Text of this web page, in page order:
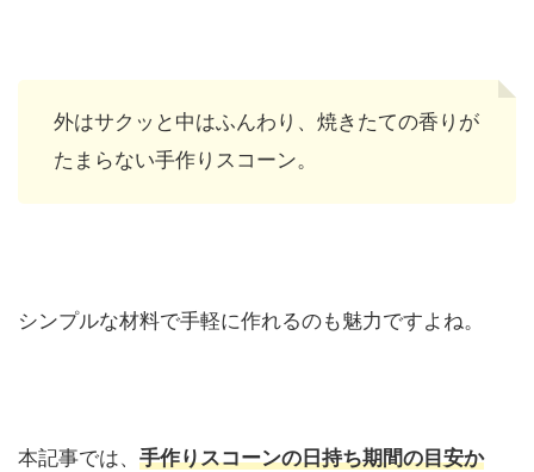
外はサクッと中はふんわり、焼きたての香りが
たまらない手作りスコーン。
シンプルな材料で手軽に作れるのも魅力ですよね。
本記事では、 手作りスコーンの日持ち期間の目安か